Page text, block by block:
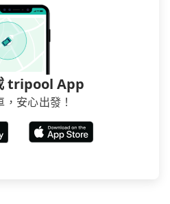
tripool App
安心出發！